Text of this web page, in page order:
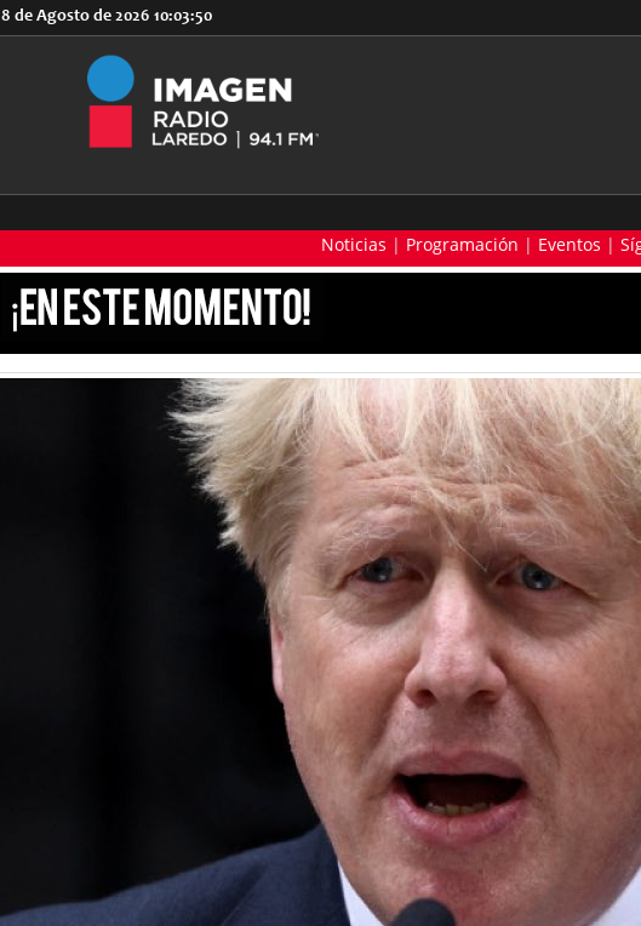
8 de Agosto de 2026 10:03:50
Noticias | Programación | Eventos |